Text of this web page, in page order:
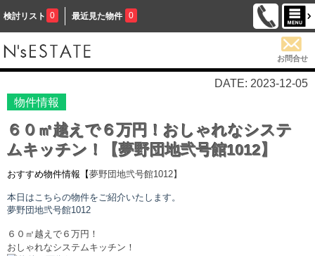
検討リスト 0 最近見た物件 0
お問合せ
DATE: 2023-12-05
物件情報
６０㎡越えで６万円！おしゃれなシステ
ムキッチン！【夢野団地弐号館1012】
おすすめ物件情報【夢野団地弐号館1012】
本日はこちらの物件をご紹介いたします。
夢野団地弐号館1012
６０㎡越えで６万円！
おしゃれなシステムキッチン！